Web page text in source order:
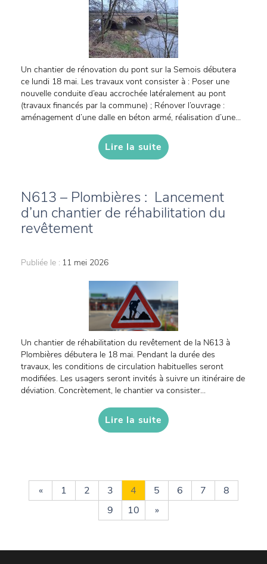
Un chantier de rénovation du pont sur la Semois débutera
ce lundi 18 mai. Les travaux vont consister à : Poser une
nouvelle conduite d’eau accrochée latéralement au pont
(travaux financés par la commune) ; Rénover l’ouvrage :
aménagement d’une dalle en béton armé, réalisation d’une...
Lire la suite
N613 – Plombières : Lancement
d’un chantier de réhabilitation du
revêtement
Publiée le : 11 mei 2026
Un chantier de réhabilitation du revêtement de la N613 à
Plombières débutera le 18 mai. Pendant la durée des
travaux, les conditions de circulation habituelles seront
modifiées. Les usagers seront invités à suivre un itinéraire de
déviation. Concrètement, le chantier va consister...
Lire la suite
« 1 2 3 4 5 6 7
8
9
10 »